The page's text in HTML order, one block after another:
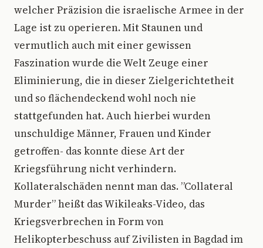
welcher Präzision die israelische Armee in der
Lage ist zu operieren. Mit Staunen und
vermutlich auch mit einer gewissen
Faszination wurde die Welt Zeuge einer
Eliminierung, die in dieser Zielgerichtetheit
und so flächendeckend wohl noch nie
stattgefunden hat. Auch hierbei wurden
unschuldige Männer, Frauen und Kinder
getroffen- das konnte diese Art der
Kriegsführung nicht verhindern.
Kollateralschäden nennt man das. ”Collateral
Murder” heißt das Wikileaks-Video, das
Kriegsverbrechen in Form von
Helikopterbeschuss auf Zivilisten in Bagdad im